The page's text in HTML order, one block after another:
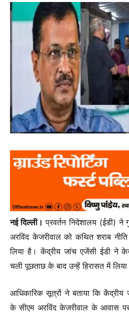
नई दिल्ली। प्रवर्तन निदेशालय (ईडी) ने
अरविंद केजरीवाल को कथित शराब
लिया है। केंद्रीय जांच एजेंसी ईडी ने
चली पूछताछ के बाद उन्हें हिरासत में
आधिकारिक सूत्रों ने बताया कि केंद्रीय
के सीएम अरविंद केजरीवाल के आवास